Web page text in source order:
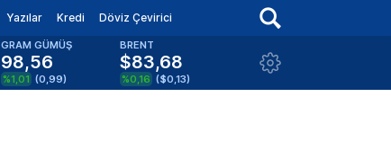
Yazılar Kredi Döviz Çevirici
GRAM GÜMÜŞ
98,56
%1,01 (0,99)
BRENT
$83,68
%0,16 ($0,13)